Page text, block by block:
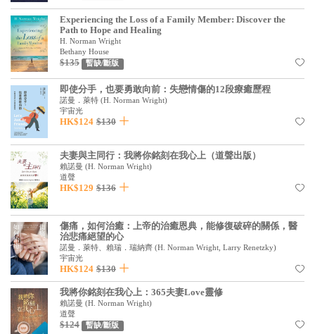
見證／傳記
文藝／勵志
童書
精選影音
其他
得獎作品推介
暢銷榜
中文二手書
英文二手書
精選英文書
電子書
基道 Top 50
Experiencing the Loss of a Family Member: Discover the
Path to Hope and Healing
H. Norman Wright
Bethany House
$135 暫缺/斷版
即使分手，也要勇敢向前：失戀情傷的12段療癒歷程
諾曼．萊特 (H. Norman Wright)
宇宙光
HK$124 $130
夫妻與主同行：我將你銘刻在我心上（道聲出版）
賴諾曼 (H. Norman Wright)
道聲
HK$129 $136
傷痛，如何治癒：上帝的治癒恩典，能修復破碎的關係，醫
治悲痛絕望的心
諾曼．萊特、賴瑞．瑞納齊 (H. Norman Wright, Larry Renetzky)
宇宙光
HK$124 $130
我將你銘刻在我心上：365夫妻Love靈修
賴諾曼 (H. Norman Wright)
道聲
$124 暫缺/斷版